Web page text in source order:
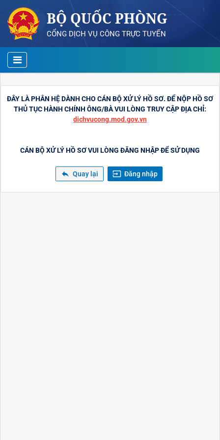
BỘ QUỐC PHÒNG
CỔNG DỊCH VỤ CÔNG TRỰC TUYẾN
ĐÂY LÀ PHÂN HỆ DÀNH CHO CÁN BỘ XỬ LÝ HỒ SƠ. ĐỂ NỘP HỒ SƠ
THỦ TỤC HÀNH CHÍNH ÔNG/BÀ VUI LÒNG TRUY CẬP ĐỊA CHỈ:
dichvucong.mod.gov.vn
CÁN BỘ XỬ LÝ HỒ SƠ VUI LÒNG ĐĂNG NHẬP ĐỂ SỬ DỤNG
reply Quay lại input Đăng nhập